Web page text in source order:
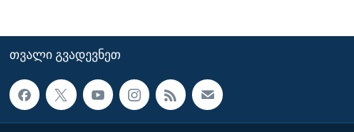
ᲗᲕᲐᲚᲘ ᲒᲕᲐᲓᲔᲕᲜᲔᲗ